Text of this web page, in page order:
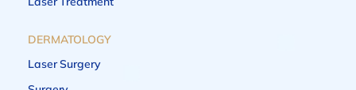
DERMATOLOGY
Laser Surgery